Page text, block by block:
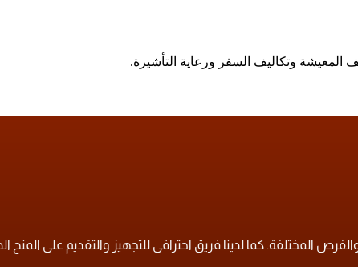
وتكاليف السفر ورعاية التأشيرة.
المختلفة. كما لدينا فريق احترافى للتجهيز والتقديم على المنح